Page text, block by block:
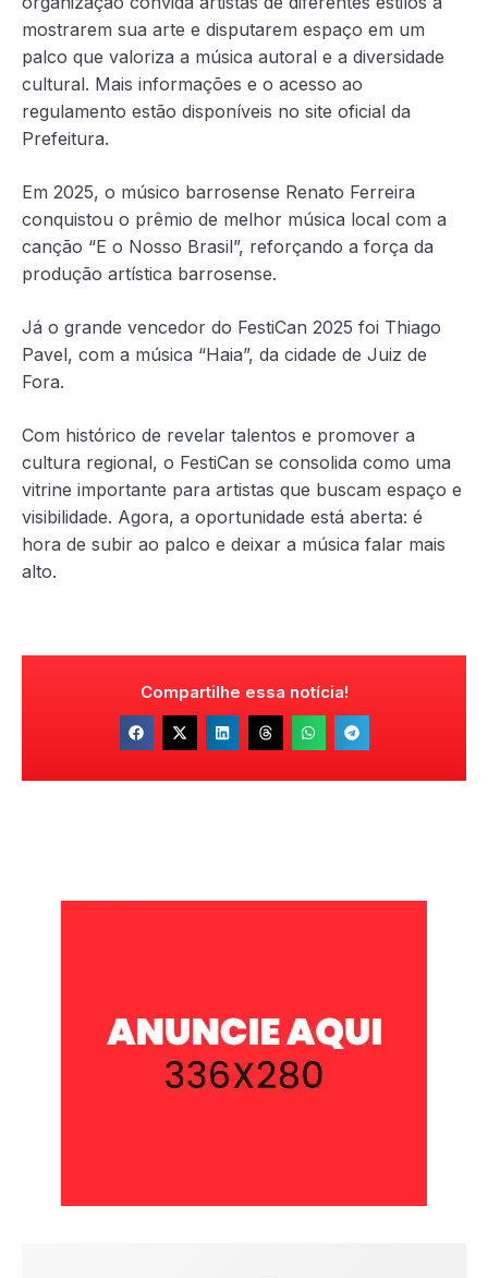
mostrarem sua arte e disputarem espaço em um
palco que valoriza a música autoral e a diversidade
cultural. Mais informações e o acesso ao
regulamento estão disponíveis no site oficial da
Prefeitura.
Em 2025, o músico barrosense Renato Ferreira
conquistou o prêmio de melhor música local com a
canção “E o Nosso Brasil”, reforçando a força da
produção artística barrosense.
Já o grande vencedor do FestiCan 2025 foi Thiago
Pavel, com a música “Haia”, da cidade de Juiz de
Fora.
Com histórico de revelar talentos e promover a
cultura regional, o FestiCan se consolida como uma
vitrine importante para artistas que buscam espaço e
visibilidade. Agora, a oportunidade está aberta: é
hora de subir ao palco e deixar a música falar mais
alto.
Compartilhe essa notícia!